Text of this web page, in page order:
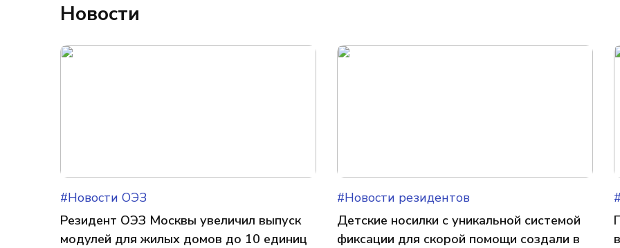
Новости
#Новости ОЭЗ
Резидент ОЭЗ Москвы увеличил выпуск
модулей для жилых домов до 10 единиц
#Новости резидентов
Детские носилки с уникальной системой
фиксации для скорой помощи создали в